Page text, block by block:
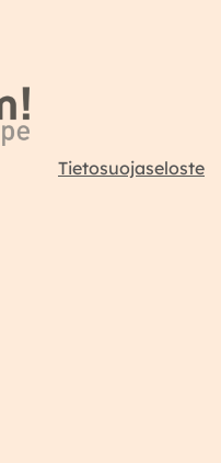
Tietosuojaseloste